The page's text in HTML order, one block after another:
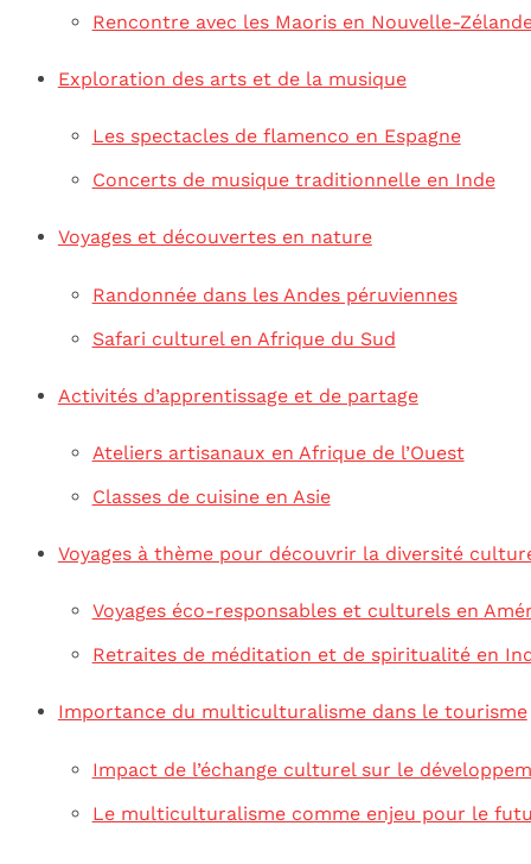
Rencontre avec les Maoris en Nouvelle-
Exploration des arts et de la musique
Les spectacles de flamenco en Espagne
Concerts de musique traditionnelle en Inde
Voyages et découvertes en nature
Randonnée dans les Andes péruviennes
Safari culturel en Afrique du Sud
Activités d’apprentissage et de partage
Ateliers artisanaux en Afrique de l’Ouest
Classes de cuisine en Asie
Voyages à thème pour découvrir la diversité
Voyages éco-responsables et culturels en
Retraites de méditation et de spiritualité en
Importance du multiculturalisme dans le tourisme
Impact de l’échange culturel sur le
Le multiculturalisme comme enjeu pour le